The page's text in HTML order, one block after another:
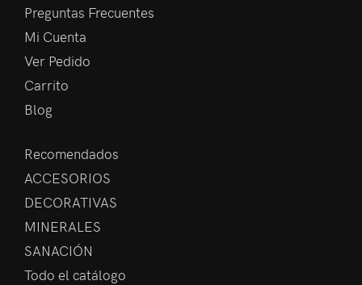
Preguntas Frecuentes
Mi Cuenta
Ver Pedido
Carrito
Blog
Recomendados
ACCESORIOS
DECORATIVAS
MINERALES
SANACIÓN
Todo el catálogo